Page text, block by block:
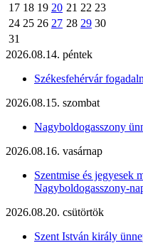
17 18 19 20 21 22 23
24 25 26 27 28 29 30
31
2026.08.14. péntek
Székesfehérvár
2026.08.15. szombat
Nagyboldogasszony
2026.08.16. vasárnap
Szentmise és jegyesek
Nagyboldogasszony-
2026.08.20. csütörtök
Szent István király